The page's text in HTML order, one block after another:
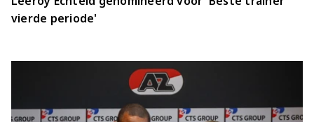
vierde periode'